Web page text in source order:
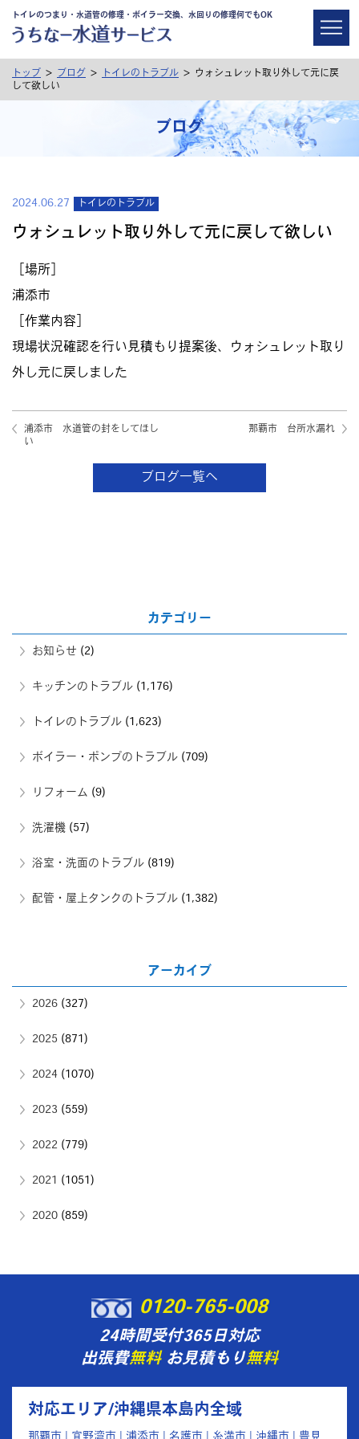
トイレのつまり・水道管の修理・ボイラー交換、水回りの修理何でもOK
トップ > ブログ > トイレのトラブル >
ウォシュレット取り外して元に戻
して欲しい
ブログ
2024.06.27 トイレのトラブル
ウォシュレット取り外して元に戻して欲しい
［場所］
浦添市
［作業内容］
現場状況確認を行い見積もり提案後、ウォシュレット取り
外し元に戻しました
浦添市 水道管の封をしてほし
い
那覇市 台所水漏れ
ブログ一覧へ
カテゴリー
お知らせ (2)
キッチンのトラブル (1,176)
トイレのトラブル (1,623)
ボイラー・ポンプのトラブル (709)
リフォーム (9)
洗濯機 (57)
浴室・洗面のトラブル (819)
配管・屋上タンクのトラブル (1,382)
アーカイブ
2026 (327)
2025 (871)
2024 (1070)
2023 (559)
2022 (779)
2021 (1051)
2020 (859)
0120-765-008
24時間受付365日対応
出張費無料お見積もり無料
対応エリア/沖縄県本島内全域